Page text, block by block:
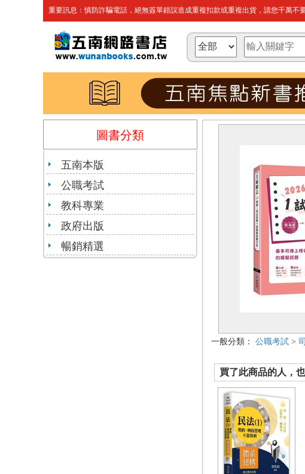
重要訊息：慎防詐騙電話，絕無簽單錯誤造成重複扣款或重複出貨，請您千萬不
圖書分類
五南本版
公職考試
教科專業
政府出版
暢銷精選
一般分類： 公職考試 >
買了此商品的人，